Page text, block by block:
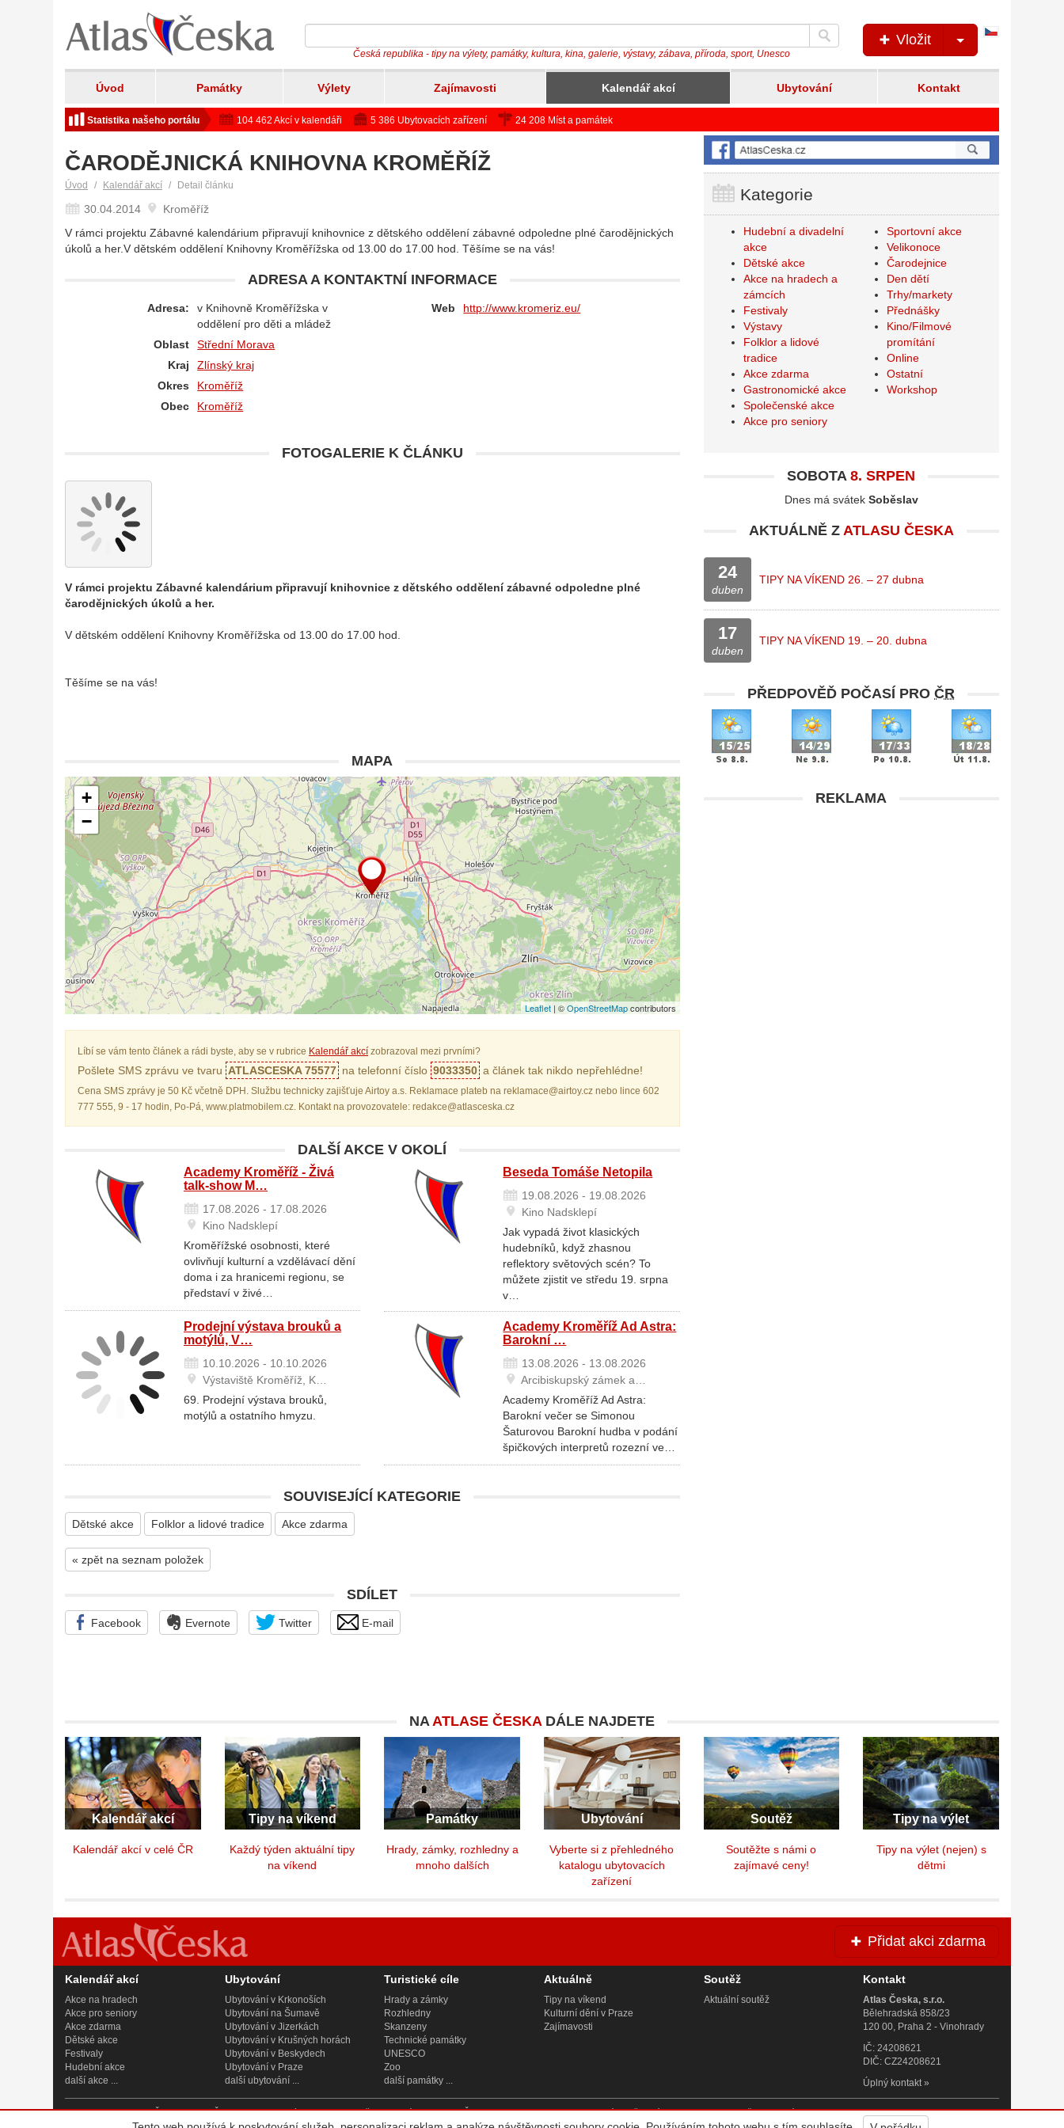
Česká republika - tipy na výlety, památky, kultura, kina, galerie, výstavy, zábava, příroda, sport, Unesco
Vložit
Úvod Památky Výlety Zajímavosti Kalendář akcí Ubytování Kontakt
Statistika našeho portálu 104 462 Akcí v kalendáři 5 386 Ubytovacích zařízení 24 208 Míst a památek
ČARODĚJNICKÁ KNIHOVNA KROMĚŘÍŽ
Úvod Kalendář akcí Detail článku
30.04.2014
Kroměříž
V rámci projektu Zábavné kalendárium připravují knihovnice z dětského oddělení zábavné odpoledne plné čarodějnických
úkolů a her.V dětském oddělení Knihovny Kroměřížska od 13.00 do 17.00 hod. Těšíme se na vás!
ADRESA A KONTAKTNÍ INFORMACE
Adresa:
v Knihovně Kroměřížska v
oddělení pro děti a mládež
Oblast
Střední Morava
Kraj
Zlínský kraj
Okres
Kroměříž
Obec
Kroměříž
Web http://www.kromeriz.eu/
FOTOGALERIE K ČLÁNKU
V rámci projektu Zábavné kalendárium připravují knihovnice z dětského oddělení zábavné odpoledne plné
čarodějnických úkolů a her.
V dětském oddělení Knihovny Kroměřížska od 13.00 do 17.00 hod.
Těšíme se na vás!
MAPA
+
−
Leaflet| ©OpenStreetMapcontributors
Líbí se vám tento článek a rádi byste, aby se v rubrice Kalendář akcí zobrazoval mezi prvními?
Pošlete SMS zprávu ve tvaru ATLASCESKA 75577 na telefonní číslo 9033350 a článek tak nikdo nepřehlédne!
Cena SMS zprávy je 50 Kč včetně DPH. Službu technicky zajišťuje Airtoy a.s. Reklamace plateb na reklamace@airtoy.cz nebo lince 602
777 555, 9 - 17 hodin, Po-Pá, www.platmobilem.cz. Kontakt na provozovatele: redakce@atlasceska.cz
DALŠÍ AKCE V OKOLÍ
Academy Kroměříž - Živá
talk-show M…
17.08.2026 - 17.08.2026
Kino Nadsklepí
Kroměřížské osobnosti, které
ovlivňují kulturní a vzdělávací dění
doma i za hranicemi regionu, se
představí v živé…
Beseda Tomáše Netopila
19.08.2026 - 19.08.2026
Kino Nadsklepí
Jak vypadá život klasických
hudebníků, když zhasnou
reflektory světových scén? To
můžete zjistit ve středu 19. srpna
v…
Prodejní výstava brouků a
motýlů, V…
10.10.2026 - 10.10.2026
Výstaviště Kroměříž, K…
69. Prodejní výstava brouků,
motýlů a ostatního hmyzu.
Academy Kroměříž Ad Astra:
Barokní …
13.08.2026 - 13.08.2026
Arcibiskupský zámek a…
Academy Kroměříž Ad Astra:
Barokní večer se Simonou
Šaturovou Barokní hudba v podání
špičkových interpretů rozezní ve…
SOUVISEJÍCÍ KATEGORIE
Dětské akce Folklor a lidové tradice Akce zdarma
« zpět na seznam položek
SDÍLET
Facebook Evernote Twitter E-mail
Kategorie
Hudební a divadelní
akce
Dětské akce
Akce na hradech a
zámcích
Festivaly
Výstavy
Folklor a lidové
tradice
Akce zdarma
Gastronomické akce
Společenské akce
Akce pro seniory
Sportovní akce
Velikonoce
Čarodejnice
Den dětí
Trhy/markety
Přednášky
Kino/Filmové
promítání
Online
Ostatní
Workshop
SOBOTA8. SRPEN
Dnes má svátek Soběslav
AKTUÁLNĚ Z ATLASU ČESKA
24
duben
TIPY NA VÍKEND 26. – 27 dubna
17
duben
TIPY NA VÍKEND 19. – 20. dubna
PŘEDPOVĚĎ POČASÍ PROČR
REKLAMA
NAATLASE ČESKADÁLE NAJDETE
Kalendář akcí
Kalendář akcí v celé ČR
Tipy na víkend
Každý týden aktuální tipy
na víkend
Památky
Hrady, zámky, rozhledny a
mnoho dalších
Ubytování
Vyberte si z přehledného
katalogu ubytovacích
zařízení
Soutěž
Soutěžte s námi o
zajímavé ceny!
Tipy na výlet
Tipy na výlet (nejen) s
dětmi
Přidat akci zdarma
Kalendář akcí
Akce na hradech
Akce pro seniory
Akce zdarma
Dětské akce
Festivaly
Hudební akce
další akce ...
Ubytování
Ubytování v Krkonoších
Ubytování na Šumavě
Ubytování v Jizerkách
Ubytování v Krušných horách
Ubytování v Beskydech
Ubytování v Praze
další ubytování ...
Turistické cíle
Hrady a zámky
Rozhledny
Skanzeny
Technické památky
UNESCO
Zoo
další památky ...
Aktuálně
Tipy na víkend
Kulturní dění v Praze
Zajímavosti
Soutěž
Aktuální soutěž
Kontakt
Atlas Česka, s.r.o.
Bělehradská 858/23
120 00, Praha 2 - Vinohrady
IČ: 24208621
DIČ: CZ24208621
Úplný kontakt»
© 2007 - 2026Atlas Česka, s.r.o., IČ 242 08 621, se sídlem Praha 2, Bělehradská 858/23, PSČ 120 00, sp. zn. C 188784 vedená u Městského soudu v Praze. Všechna práva vyhrazena. Vyrobila a provozujeAltermedia.